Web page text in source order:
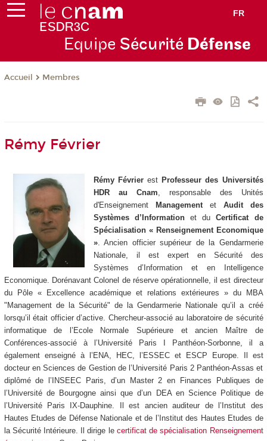
FR
Equipe Sécurité Défense
Accueil Membres
Rémy Février
Rémy Févrierest Professeur des Universités
HDR au Cnam, responsable des Unités
d'Enseignement
Management et Audit des
Systèmes d’Informationet duCertificat de
Spécialisation « Renseignement Economique
». Ancien officier supérieur de la Gendarmerie
Nationale, il est expert en Sécurité des
Systèmes d’Information et en Intelligence
Economique. Dorénavant Colonel de réserve opérationnelle, il est directeur
du Pôle « Excellence académique et relations extérieures » du MBA
"Management de la Sécurité" de la Gendarmerie Nationale qu’il a créé
lorsqu’il était officier d’active. Chercheur-associé au laboratoire de sécurité
informatique de l’Ecole Normale Supérieure et ancien Maître de
Conférences-associé à l’Université Paris I Panthéon-Sorbonne, il a
également enseigné à l’ENA, HEC, l’ESSEC et ESCP Europe. Il est
docteur en Sciences de Gestion de l’Université Paris 2 Panthéon-Assas et
diplômé de l’INSEEC Paris, d’un Master 2 en Finances Publiques de
l’Université de Bourgogne ainsi que d’un DEA en Science Politique de
l’Université Paris IX-Dauphine. Il est ancien auditeur de l’Institut des
Hautes Etudes de Défense Nationale et de l’Institut des Hautes Etudes de
la Sécurité Intérieure. Il dirige le certificat de spécialisation Renseignement